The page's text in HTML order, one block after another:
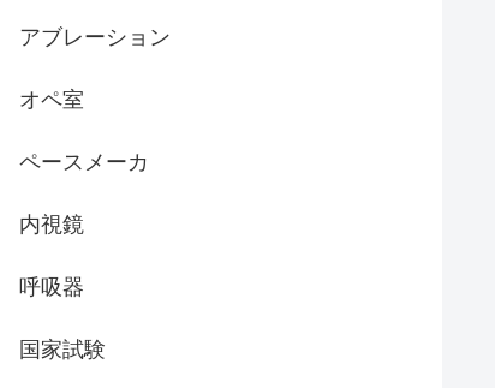
アブレーション
オペ室
ペースメーカ
内視鏡
呼吸器
国家試験